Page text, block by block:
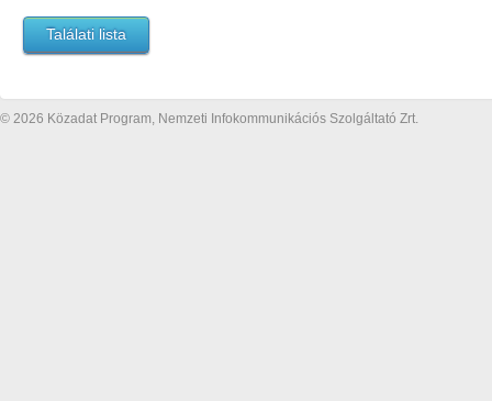
Találati lista
© 2026 Közadat Program, Nemzeti Infokommunikációs Szolgáltató Zrt.